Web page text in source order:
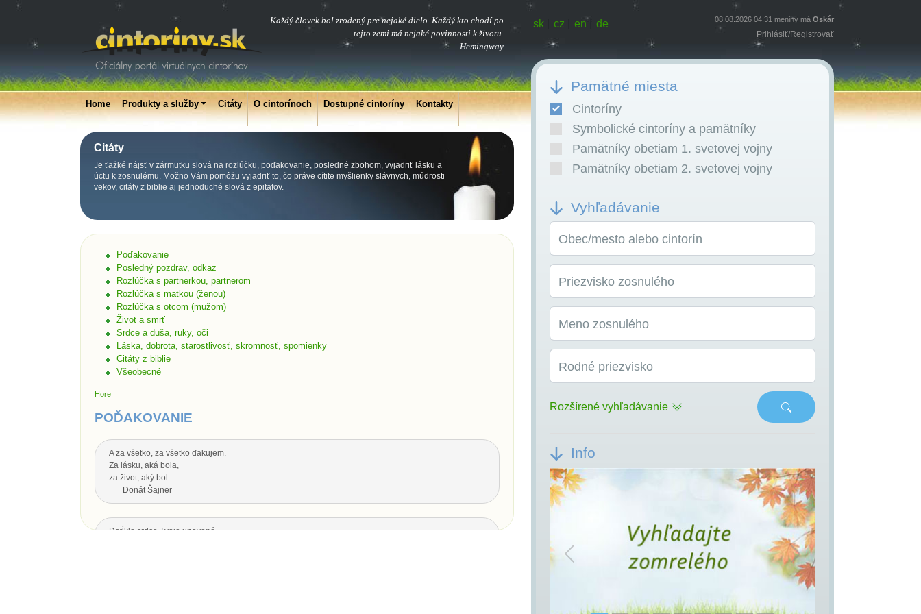
Každý človek bol zrodený pre nejaké dielo. Každý kto chodí po
tejto zemi má nejaké povinnosti k životu.
Hemingway
Home Produkty a služby Citáty O cintorínoch Dostupné cintoríny Kontakty
Citáty
Je ťažké nájsť v zármutku slová na rozlúčku, poďakovanie, posledné zbohom, vyjadriť lásku a
úctu k zosnulému. Možno Vám pomôžu vyjadriť to, čo práve cítite myšlienky slávnych, múdrosti
vekov, citáty z biblie aj jednoduché slová z epitafov.
sk| cz en de 08.08.2026 04:31 meniny má Oskár
Prihlásiť/Registrovať
Pamätné miesta
Cintoríny
Symbolické cintoríny a pamätníky
Pamätníky obetiam 1. svetovej vojny
Pamätníky obetiam 2. svetovej vojny
Vyhľadávanie
Obec/mesto alebo cintorín
Priezvisko zosnulého
Meno zosnulého
Rodné priezvisko
Rozšírené vyhľadávanie
Info
Previous Next
Poďakovanie
Posledný pozdrav, odkaz
Rozlúčka s partnerkou, partnerom
Rozlúčka s matkou (ženou)
Rozlúčka s otcom (mužom)
Život a smrť
Srdce a duša, ruky, oči
Láska, dobrota, starostlivosť, skromnosť, spomienky
Citáty z biblie
Všeobecné
Hore
POĎAKOVANIE
A za všetko, za všetko ďakujem.
Za lásku, aká bola,
za život, aký bol...
Donát Šajner
Dotĺklo srdce Tvoje unavené,